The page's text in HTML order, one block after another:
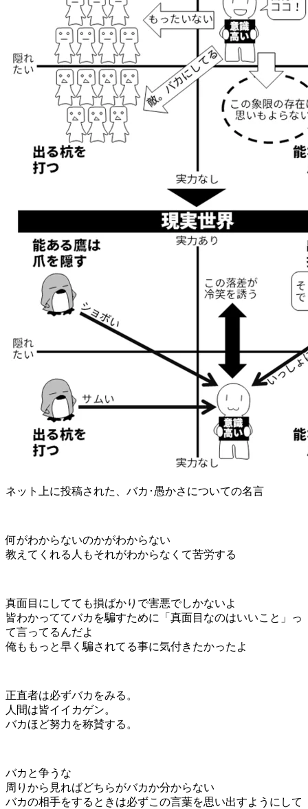
ネット上に投稿された、バカ･愚かさについての名言
何がわからないのかがわからない
教えてくれる人もそれがわからなくて苦労する
真面目にしてても損ばかりで害悪でしかないよ
皆わかっててバカを騙すために「真面目なのはいいこと」っ
て言ってるんだよ
俺ももっと早く騙されてる事に気付きたかったよ
正直者は必ずバカをみる。
人間は皆イイカゲン。
バカほど努力を称賛する。
バカと争うな
周りから見ればどちらがバカか分からない
バカの相手をするときは必ずこの言葉を思い出すようにして